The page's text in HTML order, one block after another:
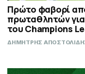
Πρώτο φαβορί
πρωταθλητών
του Champions
ΔΗΜΗΤΡΗΣ